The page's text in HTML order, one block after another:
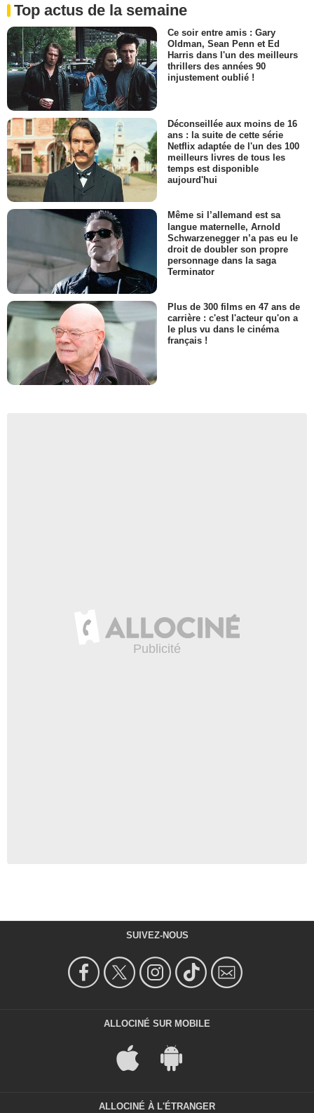
Top actus de la semaine
Ce soir entre amis : Gary
Oldman, Sean Penn et Ed
Harris dans l'un des meilleurs
thrillers des années 90
injustement oublié !
Déconseillée aux moins de 16
ans : la suite de cette série
Netflix adaptée de l'un des 100
meilleurs livres de tous les
temps est disponible
aujourd'hui
Même si l’allemand est sa
langue maternelle, Arnold
Schwarzenegger n’a pas eu le
droit de doubler son propre
personnage dans la saga
Terminator
Plus de 300 films en 47 ans de
carrière : c'est l'acteur qu'on a
le plus vu dans le cinéma
français !
SUIVEZ-NOUS
ALLOCINÉ SUR MOBILE
ALLOCINÉ À L'ÉTRANGER